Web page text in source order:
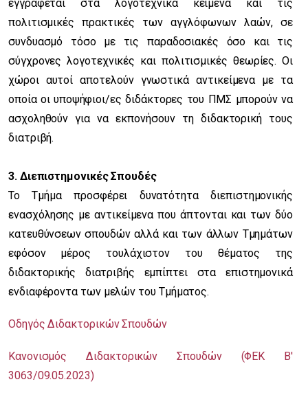
εγγράφεται στα λογοτεχνικά κείμενα και τις
πολιτισμικές πρακτικές των αγγλόφωνων λαών, σε
συνδυασμό τόσο με τις παραδοσιακές όσο και τις
σύγχρονες λογοτεχνικές και πολιτισμικές θεωρίες. Οι
χώροι αυτοί αποτελούν γνωστικά αντικείμενα με τα
οποία οι υποψήφιοι/ες διδάκτορες του ΠΜΣ μπορούν να
ασχοληθούν για να εκπονήσουν τη διδακτορική τους
διατριβή.
3. Διεπιστημονικές Σπουδές
Το Τμήμα προσφέρει δυνατότητα διεπιστημονικής
ενασχόλησης με αντικείμενα που άπτονται και των δύο
κατευθύνσεων σπουδών αλλά και των άλλων Τμημάτων
εφόσον μέρος τουλάχιστον του θέματος της
διδακτορικής διατριβής εμπίπτει στα επιστημονικά
ενδιαφέροντα των μελών του Τμήματος.
Οδηγός Διδακτορικών Σπουδών
Κανονισμός Διδακτορικών Σπουδών (ΦΕΚ Β'
3063/09.05.2023)